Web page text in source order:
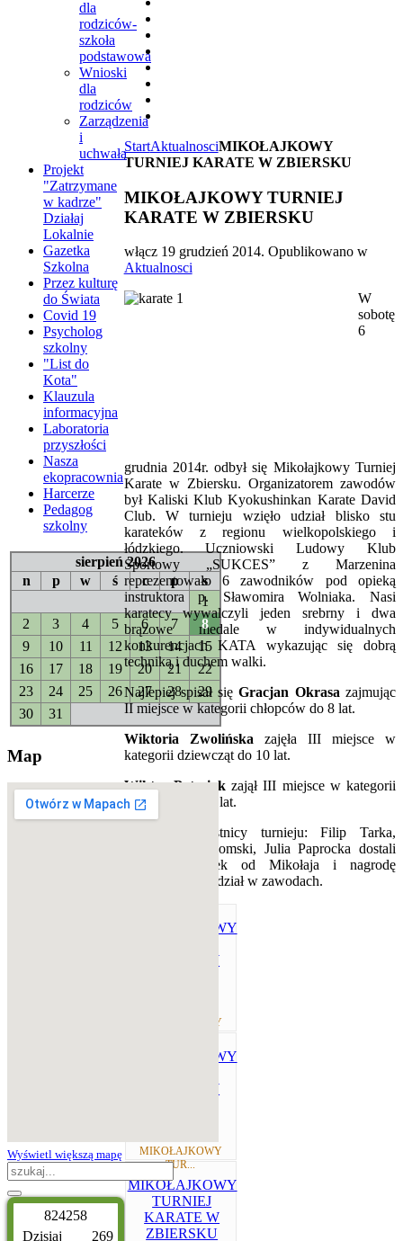
StartAktualnosciMIKOŁAJKOWY
TURNIEJ KARATE W ZBIERSKU
MIKOŁAJKOWY TURNIEJ
KARATE W ZBIERSKU
włącz 19 grudzień 2014. Opublikowano w
Aktualnosci
W
sobotę
6
grudnia 2014r. odbył się Mikołajkowy Turniej
Karate w Zbiersku. Organizatorem zawodów
był Kaliski Klub Kyokushinkan Karate David
Club. W turnieju wzięło udział blisko stu
karateków z regionu wielkopolskiego i
łódzkiego. Uczniowski Ludowy Klub
Sportowy „SUKCES” z Marzenina
reprezentowało 6 zawodników pod opieką
instruktora p. Sławomira Wolniaka. Nasi
karatecy wywalczyli jeden srebrny i dwa
brązowe medale w indywidualnych
konkurencjach KATA wykazując się dobrą
techniką i duchem walki.
Najlepiej spisał sięGracjan Okrasazajmując
II miejsce w kategorii chłopców do 8 lat.
Wiktoria Zwolińskazajęła III miejsce w
kategorii dziewcząt do 10 lat.
Wiktor Potasiakzajął III miejsce w kategorii
chłopców do 12 lat.
Pozostali uczestnicy turnieju: Filip Tarka,
Wiktor Niewiadomski, Julia Paprocka dostali
słodki upominek od Mikołaja i nagrodę
pocieszenia za udział w zawodach.
MIKOŁAJKOWY
MIKOŁAJKOWY
TUR...
dla
rodziców-
szkoła
podstawowa
Wnioski
dla
rodziców
Zarządzenia
i
uchwała
Projekt
"Zatrzymane
w kadrze"
Działaj
Lokalnie
Gazetka
Szkolna
Przez kulturę
do Świata
Covid 19
Psycholog
szkolny
"List do
Kota"
Klauzula
informacyjna
Laboratoria
przyszłości
Nasza
ekopracownia
Harcerze
Pedagog
szkolny
sierpień 2026
n
p w ś c p
s
1
2
3 4 5 6 7
8
9
10 11 12 13 14
15
16
17 18 19 20 21
22
23
24 25 26 27 28
29
30
31
Map
Wyświetl większą mapę
824258
Dzisiaj
269